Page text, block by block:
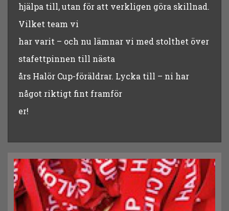
hjälpa till, utan för att verkligen göra skillnad.
Vilket team vi
har varit – och nu lämnar vi med stolthet över
stafettpinnen till nästa
års Halör Cup-föräldrar. Lycka till – ni har
något riktigt fint framför
er!